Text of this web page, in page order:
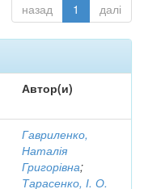
назад 1 далі
Автор(и)
Гавриленко,
Наталія
Григорівна;
Тарасенко, І. О.